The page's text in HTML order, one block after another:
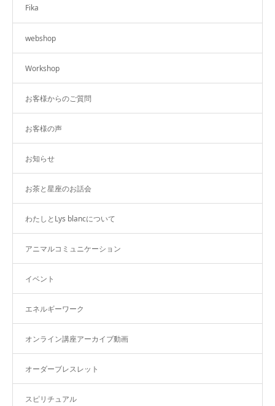
Fika
webshop
Workshop
お客様からのご質問
お客様の声
お知らせ
お茶と星座のお話会
わたしとLys blancについて
アニマルコミュニケーション
イベント
エネルギーワーク
オンライン講座アーカイブ動画
オーダーブレスレット
スピリチュアル